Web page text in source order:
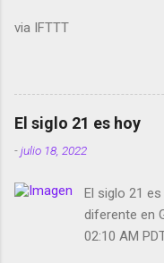
Live
Dictados en
via IFTTT
El siglo 21 es hoy
-julio 18, 2022
El siglo 21
diferente en
02:10 AM